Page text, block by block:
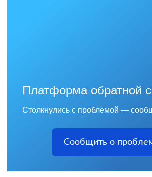
Платформа обратной
Столкнулись с проблемой —
Сообщить о